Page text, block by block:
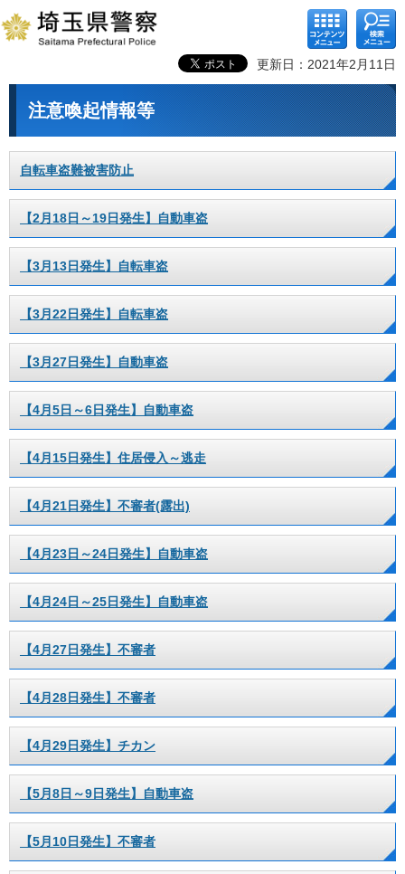
コンテ
ンツメ
ニュー
検索メ
ニュー
更新日：2021年2月11日
注意喚起情報等
自転車盗難被害防止
【2月18日～19日発生】自動車盗
【3月13日発生】自転車盗
【3月22日発生】自転車盗
【3月27日発生】自動車盗
【4月5日～6日発生】自動車盗
【4月15日発生】住居侵入～逃走
【4月21日発生】不審者(露出)
【4月23日～24日発生】自動車盗
【4月24日～25日発生】自動車盗
【4月27日発生】不審者
【4月28日発生】不審者
【4月29日発生】チカン
【5月8日～9日発生】自動車盗
【5月10日発生】不審者